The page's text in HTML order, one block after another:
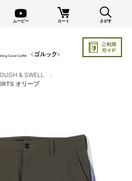
ムービー カート さがす
& SWELL
オリーブ
×
のお知らせ（受信設定）
のオススメ、オトクな情報・買い
はぜひ！